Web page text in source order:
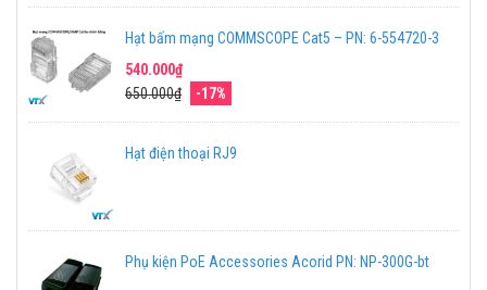
Hạt bấm mạng COMMSCOPE Cat5 – PN: 6-554720-3
540.000₫
650.000₫
-17%
Hạt điện thoại RJ9
Phụ kiện PoE Accessories Acorid PN: NP-300G-bt